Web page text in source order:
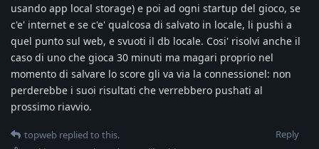
usando app local storage) e poi ad ogni startup del gioco, se
c'e' internet e se c'e' qualcosa di salvato in locale, li pushi a
quel punto sul web, e svuoti il db locale. Cosi' risolvi anche il
caso di uno che gioca 30 minuti ma magari proprio nel
momento di salvare lo score gli va via la connessionel: non
perderebbe i suoi risultati che verrebbero pushati al
prossimo riavvio.
Reply
topweb replied to this.